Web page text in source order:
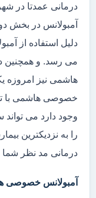
درمانی عمدتا در
آمبولانس در بخش
دلیل استفاده از
می رسد. و همچنین
هاشمی نیز امروزه
خصوصی هاشمی با
وجود دارد می
را به نزدیکترین
درمانی مد نظر شما
آمبولانس خصوصی